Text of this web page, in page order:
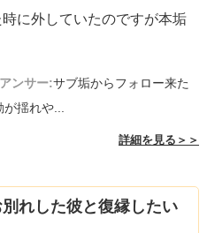
に外していたのですが本垢
ンサー:サブ垢からフォロー来た
揺れや...
詳細を見る＞＞
れした彼と復縁したい